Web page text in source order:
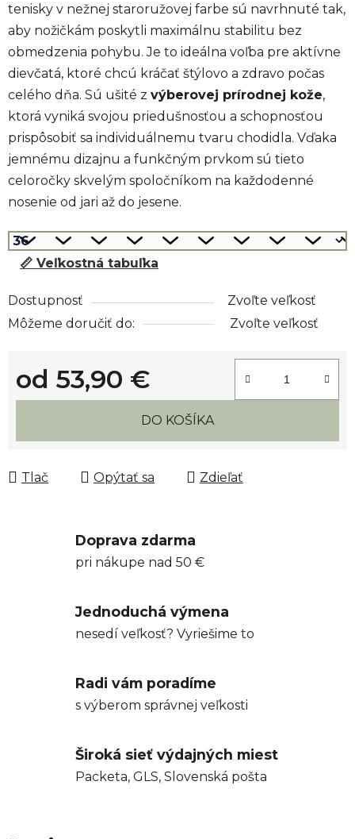
tenisky v nežnej staroružovej farbe sú navrhnuté tak,
aby nožičkám poskytli maximálnu stabilitu bez
obmedzenia pohybu. Je to ideálna voľba pre aktívne
dievčatá, ktoré chcú kráčať štýlovo a zdravo počas
celého dňa. Sú ušité z výberovej prírodnej kože,
ktorá vyniká svojou priedušnosťou a schopnosťou
prispôsobiť sa individuálnemu tvaru chodidla. Vďaka
jemnému dizajnu a funkčným prvkom sú tieto
celoročky skvelým spoločníkom na každodenné
nosenie od jari až do jesene.
📏 Veľkostná tabuľka
Dostupnosť
Zvoľte veľkosť
Môžeme doručiť do:
Zvoľte veľkosť
od 53,90 €
Jednotková cena:
DO KOŠÍKA
Tlač Opýtať sa Zdieľať
Doprava zdarma
pri nákupe nad 50 €
Jednoduchá výmena
nesedí veľkosť? Vyriešime to
Radi vám poradíme
s výberom správnej veľkosti
Široká sieť výdajných miest
Packeta, GLS, Slovenská pošta